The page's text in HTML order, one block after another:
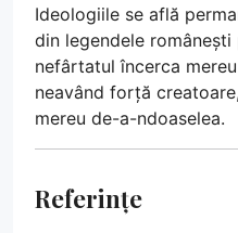
Ideologiile se află
din legendele
nefârtatul încerca
neavând forță
mereu de-a-ndoaselea.
Referințe